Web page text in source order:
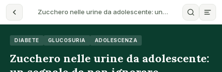
Zucchero nelle urine da adolescente: un…
DIABETE GLUCOSURIA ADOLESCENZA
Zucchero nelle urine da adolescente: